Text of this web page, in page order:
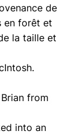
de
en forêt et
la taille et
from
into an